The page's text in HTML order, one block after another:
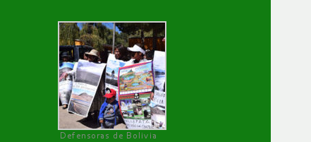
Defensoras de Bolivia